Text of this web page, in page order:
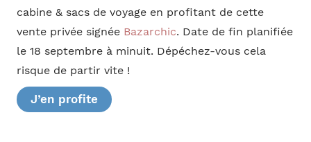
cabine & sacs de voyage en profitant de cette
vente privée signée Bazarchic. Date de fin planifiée
le 18 septembre à minuit. Dépéchez-vous cela
risque de partir vite !
J’en profite